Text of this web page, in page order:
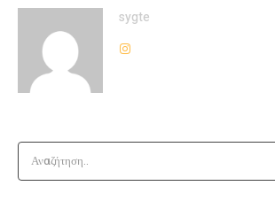
sygte
Αναζήτηση..